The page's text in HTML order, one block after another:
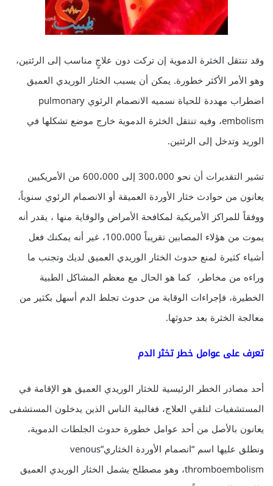
وقد تنتقل الخثرة الدموية إن تركت دون علاجٍ مناسب إلى الرئتين،
وهو الأمر الأكثر خطورة. يمكن أن يسبب الخثار الوريدي العميق
اضطراب مهددة للحياة نسميه الانصمام الرئوي pulmonary
embolism، وفيه تنتقل الخثرة الدموية خارج موضع تشكلها في
الوريد وتدخل إلى الرئتين.
تشير التقديرات أن نحو 300،000 إلى 600،000 من الأمريكيين
يعانون من حوادث خثار الأوردة العميقة أو الانصمام الرئوي سنوياً،
ووفقاً للمراكز الأمريكية لمكافحة الأمراض والوقاية منها ، يقدر أنه
يموت من هؤلاء المصابين تقريباً 100،000، غير أنه يمكنك فعل
أشياء كثيرة لمنع حدوث الخثار الوريدي العميق لديك وتجنب ما
وراءه من مخاطر، كما هو الحال مع معظم المشاكل الطبية
الخطيرة، فإجراءات الوقاية من حدوث تجلط الدم أسهل بكثير من
معالجة الخثرة بعد حدوثها.
تعرف على عوامل خطر تخثر الدم
أحد مصادر الخطر الرئيسية للخثار الوريدي العميق هو الإقامة في
المستشفيات لتلقي العلاج، فغالبية الناس الذين يدخلون المستشفى
يعانون بالأصل من أحد عوامل خطورة حدوث الجلطات الدموية،
ونطلق عليها اسم “انصمام الأوردة الخثاري”venous
thromboembolism، وهو مصطلح يشمل الخثار الوريدي العميق